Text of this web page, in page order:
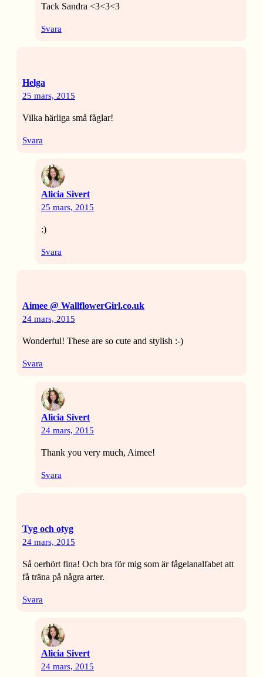
Tack Sandra <3<3<3
Svara
Helga
25 mars, 2015
Vilka härliga små fåglar!
Svara
Alicia Sivert
25 mars, 2015
:)
Svara
Aimee @ WallflowerGirl.co.uk
24 mars, 2015
Wonderful! These are so cute and stylish :-)
Svara
Alicia Sivert
24 mars, 2015
Thank you very much, Aimee!
Svara
Tyg och otyg
24 mars, 2015
Så oerhört fina! Och bra för mig som är fågelanalfabet att
få träna på några arter.
Svara
Alicia Sivert
24 mars, 2015